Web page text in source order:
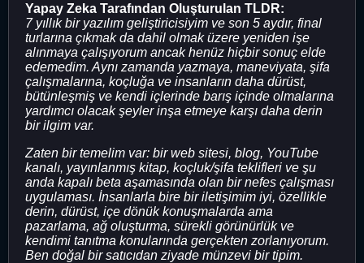
Yapay Zeka Tarafından Oluşturulan TLDR:
7 yıllık bir yazılım geliştiricisiyim ve son 5 aydır, final
turlarına çıkmak da dahil olmak üzere yeniden işe
alınmaya çalışıyorum ancak henüz hiçbir sonuç elde
edemedim. Aynı zamanda yazmaya, maneviyata, şifa
çalışmalarına, koçluğa ve insanların daha dürüst,
bütünleşmiş ve kendi içlerinde barış içinde olmalarına
yardımcı olacak şeyler inşa etmeye karşı daha derin
bir ilgim var.
Zaten bir temelim var: bir web sitesi, blog, YouTube
kanalı, yayınlanmış kitap, koçluk/şifa teklifleri ve şu
anda kapalı beta aşamasında olan bir nefes çalışması
uygulaması. İnsanlarla bire bir iletişimim iyi, özellikle
derin, dürüst, içe dönük konuşmalarda ama
pazarlama, ağ oluşturma, sürekli görünürlük ve
kendimi tanıtma konularında gerçekten zorlanıyorum.
Ben doğal bir satıcıdan ziyade münzevi bir tipim.